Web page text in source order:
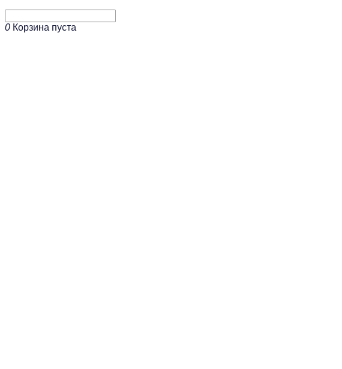
0 Корзина пуста